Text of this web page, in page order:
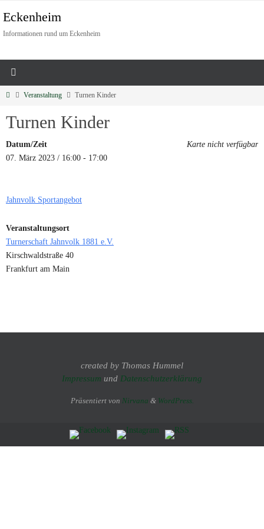
Eckenheim
Informationen rund um Eckenheim
Veranstaltung Turnen Kinder
Turnen Kinder
Karte nicht verfügbar
Datum/Zeit
07. März 2023 / 16:00 - 17:00
Jahnvolk Sportangebot
Veranstaltungsort
Turnerschaft Jahnvolk 1881 e.V.
Kirschwaldstraße 40
Frankfurt am Main
created by Thomas Hummel
Impressum und Datenschutzerklärung
Präsentiert von Nirvana & WordPress.